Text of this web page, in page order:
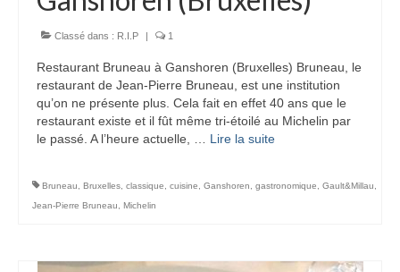
Classé dans : R.I.P | 1
Restaurant Bruneau à Ganshoren (Bruxelles) Bruneau, le
restaurant de Jean-Pierre Bruneau, est une institution
qu’on ne présente plus. Cela fait en effet 40 ans que le
restaurant existe et il fût même tri-étoilé au Michelin par
le passé. A l’heure actuelle, … Lire la suite­­
Bruneau Bruxelles classique cuisine Ganshoren gastronomique Gault&Millau
Jean-Pierre Bruneau
Michelin